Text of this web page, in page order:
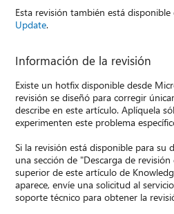
Esta revisión también está
Update.
Información de la revisión
Existe un hotfix disponible desde
revisión se diseñó para corregir
describe en este artículo. Aplíquela
experimenten este problema
Si la revisión está disponible para su
una sección de "Descarga de
superior de este artículo de
aparece, envíe una solicitud al
soporte técnico para obtener la